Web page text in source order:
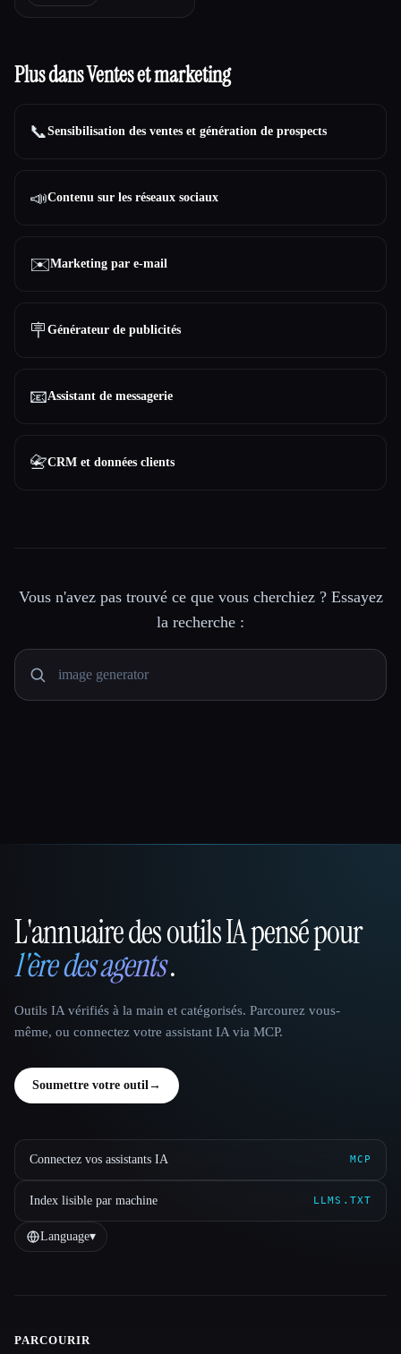
Plus dans Ventes et marketing
📞Sensibilisation des ventes et génération de prospects
📣Contenu sur les réseaux sociaux
✉️Marketing par e-mail
🪧 Générateur de publicités
📧Assistant de messagerie
📇CRM et données clients
Vous n'avez pas trouvé ce que vous cherchiez ? Essayez
la recherche :
That AI Collection
L'annuaire des outils IA pensé pour
l'ère des agents.
Outils IA vérifiés à la main et catégorisés. Parcourez vous-
même, ou connectez votre assistant IA via MCP.
Soumettre votre outil→
Connectez vos assistants IA MCP
Index lisible par machine LLMS.TXT
Language▾
PARCOURIR